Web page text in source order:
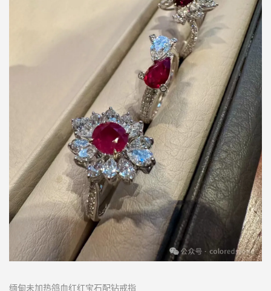
缅甸未加热鸽血红红宝石配钻戒指